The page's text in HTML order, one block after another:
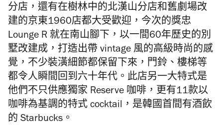
分店，還有在樹林中的北漢山分店和舊劇場改
建的京東1960店都大受歡迎，今次的獎忠
Lounge R 就在南山腳下，以一間60年歷史的別
墅改建成，打造出帶 vintage 風的高級時尚的感
覺，不少裝潢細節都保留下來，門鈴、樓梯等
都令人瞬間回到六十年代。此店另一大特式是
他們不只供應獨家 Reserve 咖啡，更有11款以
咖啡為基調的特式 cocktail，是韓國首間有酒飲
的 Starbucks。